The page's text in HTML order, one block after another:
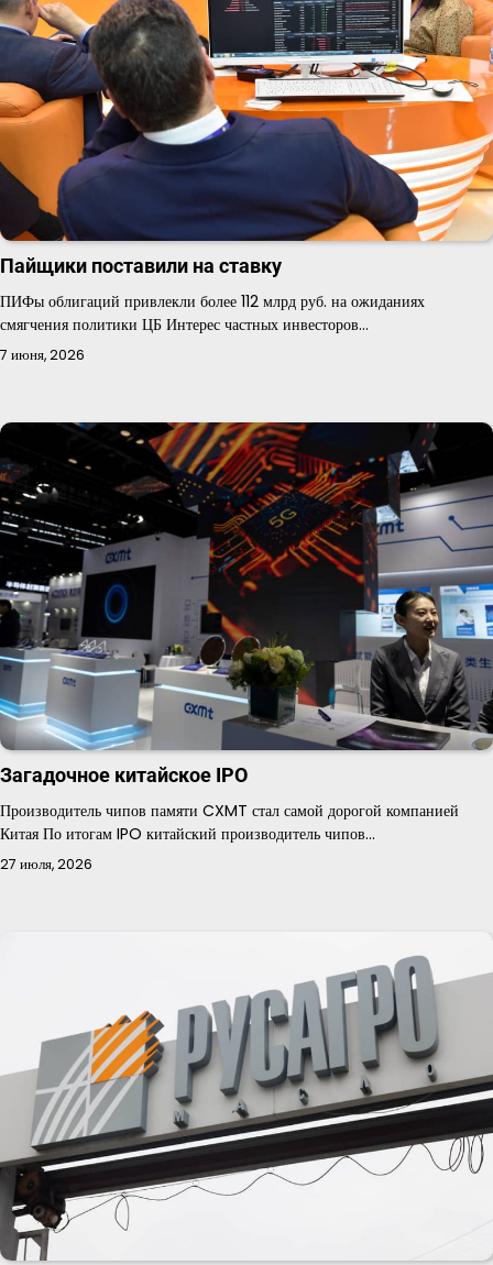
Пайщики поставили на ставку
ПИФы облигаций привлекли более 112 млрд руб. на ожиданиях
смягчения политики ЦБ Интерес частных инвесторов…
7 июня, 2026
Загадочное китайское IPO
Производитель чипов памяти CXMT стал самой дорогой компанией
Китая По итогам IPO китайский производитель чипов…
27 июля, 2026